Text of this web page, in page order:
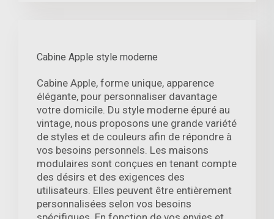
Cabine Apple style moderne
Cabine Apple, forme unique, apparence
élégante, pour personnaliser davantage
votre domicile. Du style moderne épuré au
vintage, nous proposons une grande variété
de styles et de couleurs afin de répondre à
vos besoins personnels. Les maisons
modulaires sont conçues en tenant compte
des désirs et des exigences des
utilisateurs. Elles peuvent être entièrement
personnalisées selon vos besoins